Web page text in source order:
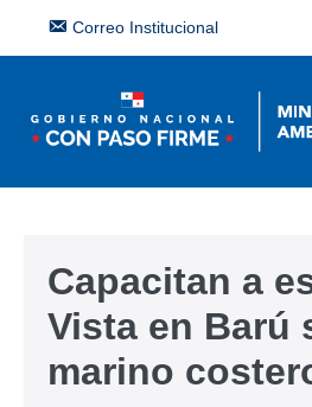
Correo Institucional
Capacitan a
Vista en Barú
marino